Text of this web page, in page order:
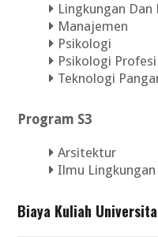
Lingkungan Dan
Manajemen
Psikologi
Psikologi Profesi
Teknologi
Program S3
Arsitektur
Ilmu Lingkungan
Biaya Kuliah